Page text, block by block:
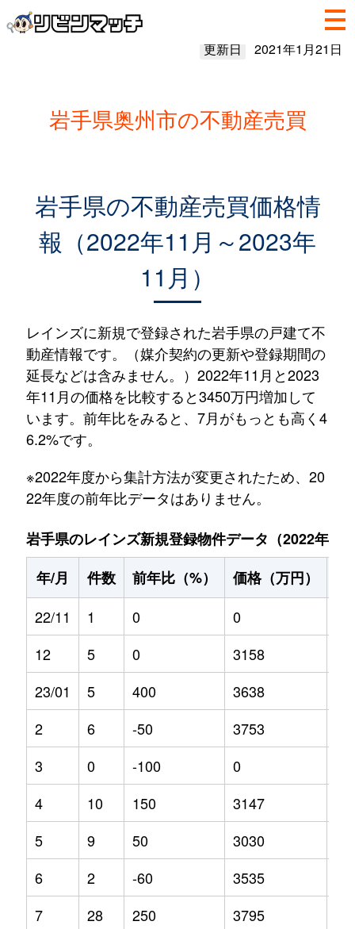
更新日 2021年1月21日
岩手県奥州市の不動産売買
岩手県の不動産売買価格情
報（2022年11月～2023年
11月）
レインズに新規で登録された岩手県の戸建て不
動産情報です。（媒介契約の更新や登録期間の
延長などは含みません。）2022年11月と2023
年11月の価格を比較すると3450万円増加して
います。前年比をみると、7月がもっとも高く4
6.2%です。
※2022年度から集計方法が変更されたため、20
22年度の前年比データはありません。
岩手県のレインズ新規登録物件データ（2022年11
年/月
件数 前年比（%） 価格（万円）
22/11
1 0 0
12
5 0 3158
23/01
5 400 3638
2
6 -50 3753
3
0 -100 0
4
10 150 3147
5
9 50 3030
6
2 -60 3535
7
28 250 3795